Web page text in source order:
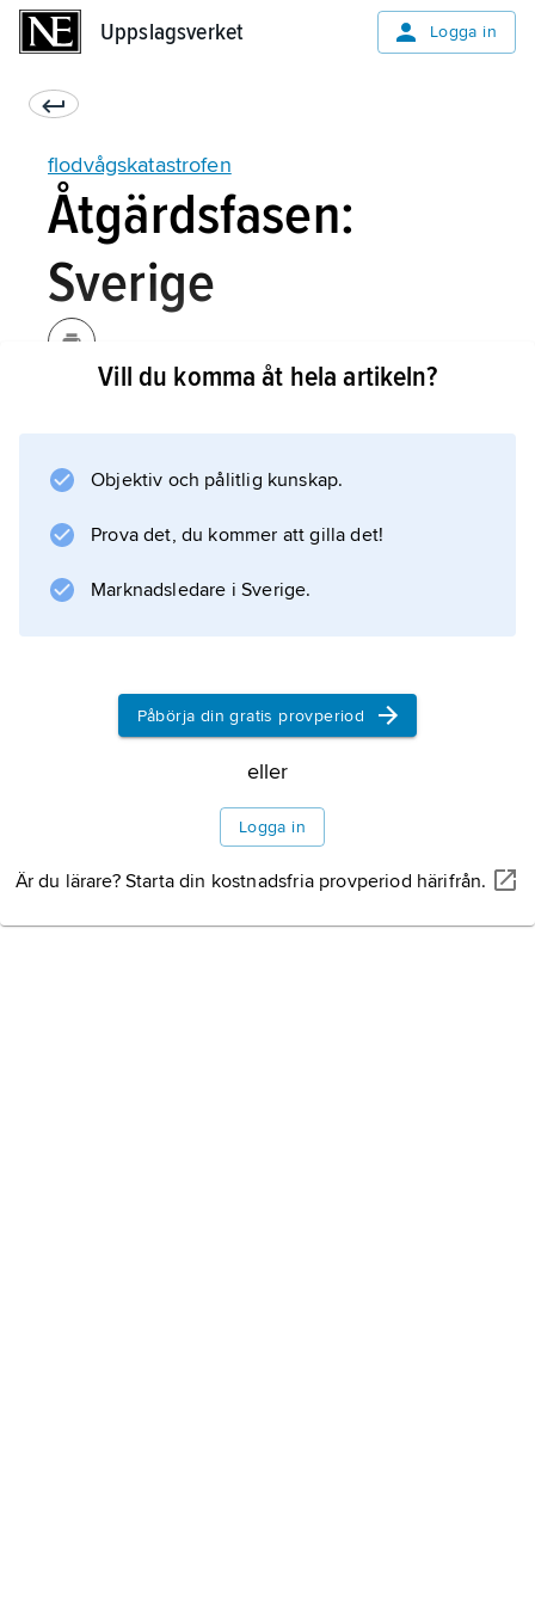
Uppslagsverket Logga in
flodvågskatastrofen
Åtgärdsfasen:
Sverige
regeringens och olika myndigheters
krishantering. Regeringskansliet saknade vid
tiden för flodvågskatastrofen en fungerande
Propåer om en krishanteringsfunktion i
säkerhetsutredningens betänkande 2001
Information om artikeln
Vill du komma åt hela artikeln?
Objektiv och pålitlig kunskap.
Prova det, du kommer att gilla det!
Marknadsledare i Sverige.
Påbörja din gratis provperiod
eller
Logga in
Är du lärare? Starta din kostnadsfria provperiod härifrån.